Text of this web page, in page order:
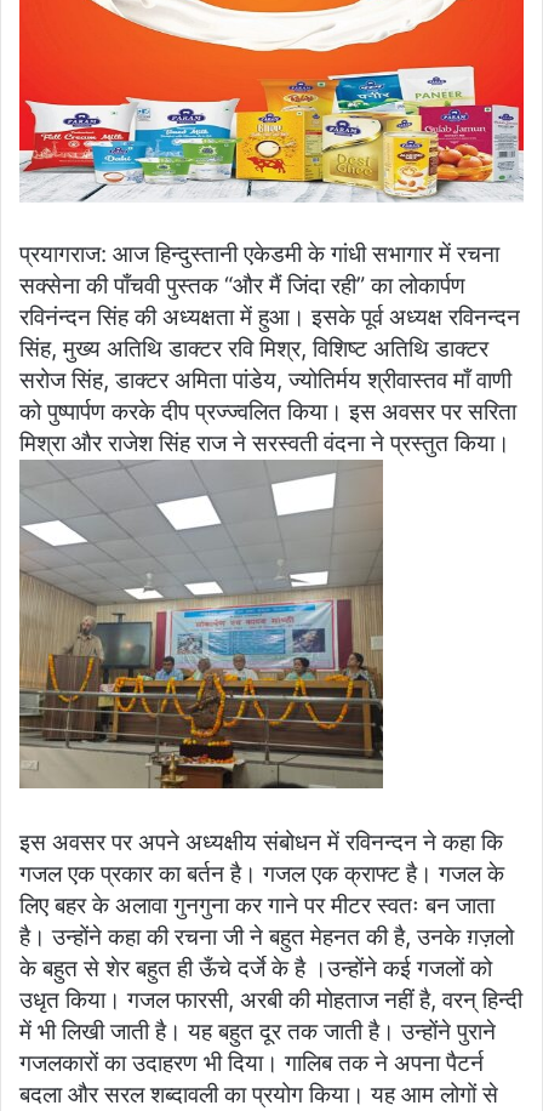
प्रयागराज: आज हिन्दुस्तानी एकेडमी के गांधी सभागार में रचना
सक्सेना की पाँचवी पुस्तक “और मैं जिंदा रही” का लोकार्पण
रविनंन्दन सिंह की अध्यक्षता में हुआ। इसके पूर्व अध्यक्ष रविनन्दन
सिंह, मुख्य अतिथि डाक्टर रवि मिश्र, विशिष्ट अतिथि डाक्टर
सरोज सिंह, डाक्टर अमिता पांडेय, ज्योतिर्मय श्रीवास्तव माँ वाणी
को पुष्पार्पण करके दीप प्रज्ज्वलित किया। इस अवसर पर सरिता
मिश्रा और राजेश सिंह राज ने सरस्वती वंदना ने प्रस्तुत किया।
इस अवसर पर अपने अध्यक्षीय संबोधन में रविनन्दन ने कहा कि
गजल एक प्रकार का बर्तन है। गजल एक क्राफ्ट है। गजल के
लिए बहर के अलावा गुनगुना कर गाने पर मीटर स्वतः बन जाता
है। उन्होंने कहा की रचना जी ने बहुत मेहनत की है, उनके ग़ज़लो
के बहुत से शेर बहुत ही ऊँचे दर्जे के है ।उन्होंने कई गजलों को
उधृत किया। गजल फारसी, अरबी की मोहताज नहीं है, वरन् हिन्दी
में भी लिखी जाती है। यह बहुत दूर तक जाती है। उन्होंने पुराने
गजलकारों का उदाहरण भी दिया। गालिब तक ने अपना पैटर्न
बदला और सरल शब्दावली का प्रयोग किया। यह आम लोगों से